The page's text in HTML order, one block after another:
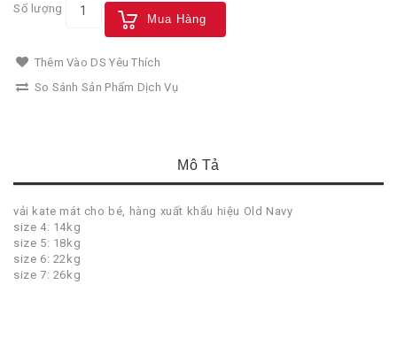
Số lượng
Mua Hàng
Thêm Vào DS Yêu Thích
So Sánh Sản Phẩm Dịch Vụ
Mô Tả
vải kate mát cho bé, hàng xuất khẩu hiệu Old Navy
size 4: 14kg
size 5: 18kg
size 6: 22kg
size 7: 26kg